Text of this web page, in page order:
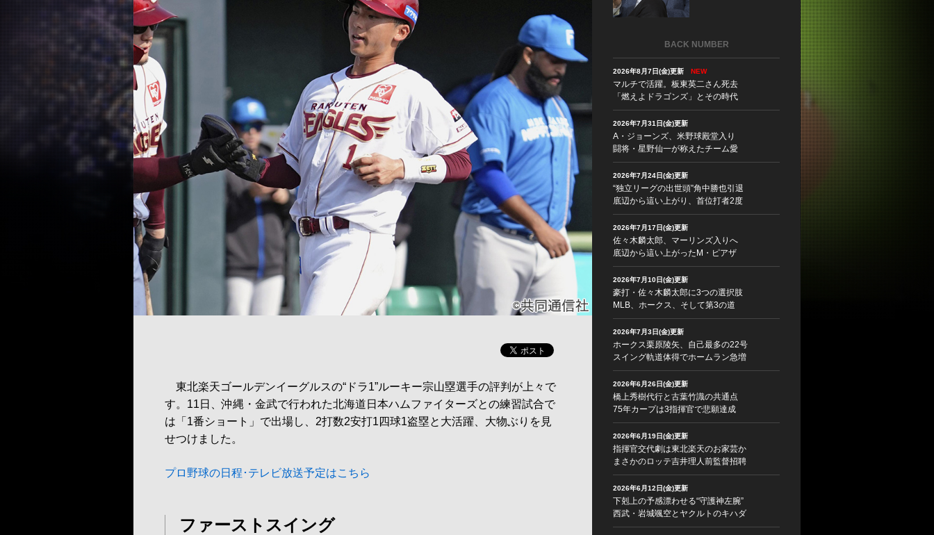
東北楽天ゴールデンイーグルスの“ドラ1”ルーキー宗山塁選手の評判が上々で
す。11日、沖縄・金武で行われた北海道日本ハムファイターズとの練習試合で
は「1番ショート」で出場し、2打数2安打1四球1盗塁と大活躍、大物ぶりを見
せつけました。
プロ野球の日程･テレビ放送予定はこちら
ファーストスイング
BACK NUMBER
2026年8月7日(金)更新 NEW
マルチで活躍。板東英二さん死去
「燃えよドラゴンズ」とその時代
2026年7月31日(金)更新
A・ジョーンズ、米野球殿堂入り
闘将・星野仙一が称えたチーム愛
2026年7月24日(金)更新
“独立リーグの出世頭”角中勝也引退
底辺から這い上がり、首位打者2度
2026年7月17日(金)更新
佐々木麟太郎、マーリンズ入りへ
底辺から這い上がったM・ピアザ
2026年7月10日(金)更新
豪打・佐々木麟太郎に3つの選択肢
MLB、ホークス、そして第3の道
2026年7月3日(金)更新
ホークス栗原陵矢、自己最多の22号
スイング軌道体得でホームラン急増
2026年6月26日(金)更新
橋上秀樹代行と古葉竹識の共通点
75年カープは3指揮官で悲願達成
2026年6月19日(金)更新
指揮官交代劇は東北楽天のお家芸か
まさかのロッテ吉井理人前監督招聘
2026年6月12日(金)更新
下剋上の予感漂わせる“守護神左腕”
西武・岩城颯空とヤクルトのキハダ